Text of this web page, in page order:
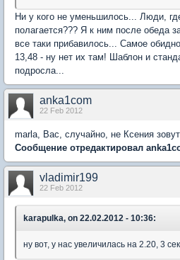
Ни у кого не уменьшилось... Люди,
полагается??? Я к ним после обеда
все таки прибавилось... Самое
13,48 - ну нет их там! Шаблон и
подросла...
anka1com
22 Feb 2012
marla, Вас, случайно, не Ксения
Сообщение отредактировал
vladimir199
22 Feb 2012
karapulka, on 22.02.2012 - 10:36:
ну вот, у нас увеличилась на 2.20, 3